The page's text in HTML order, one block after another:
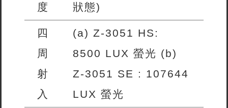
度
狀態)
四
周
射
入
(a) Z-3051 HS:
8500 LUX 螢光 (b)
Z-3051 SE : 107644
LUX 螢光